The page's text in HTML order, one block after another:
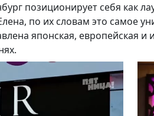
позиционирует себя как
по их словам это самое
японская, европейская и